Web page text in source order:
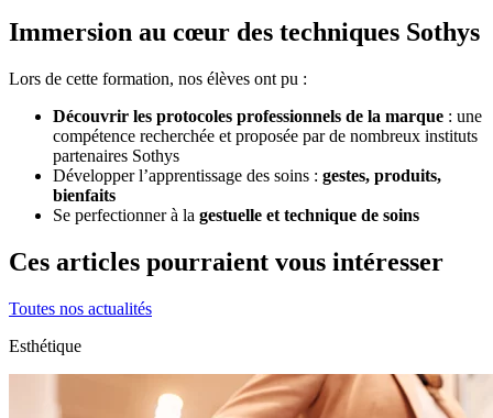
Immersion au cœur des techniques Sothys
Lors de cette formation, nos élèves ont pu :
Découvrir les protocoles professionnels de la marque : une
compétence recherchée et proposée par de nombreux instituts
partenaires Sothys
Développer l’apprentissage des soins : gestes, produits,
bienfaits
Se perfectionner à la gestuelle et technique de soins
Ces articles pourraient vous intéresser
Toutes nos actualités
Esthétique